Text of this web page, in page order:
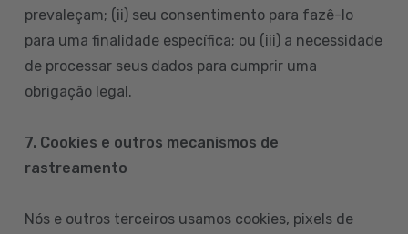
prevaleçam; (ii) seu consentimento para fazê-lo
para uma finalidade específica; ou (iii) a necessidade
de processar seus dados para cumprir uma
obrigação legal.
7. Cookies e outros mecanismos de
rastreamento
Nós e outros terceiros usamos cookies, pixels de